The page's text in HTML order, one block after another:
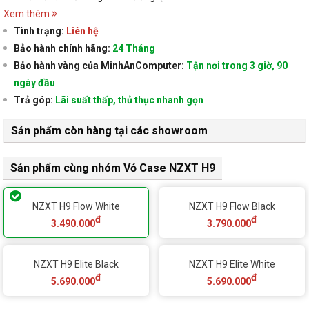
Xem thêm
Tình trạng: Liên hệ
Bảo hành chính hãng: 24 Tháng
Bảo hành vàng của MinhAnComputer: Tận nơi trong 3 giờ, 90
ngày đầu
Trả góp: Lãi suất thấp, thủ thục nhanh gọn
Sản phẩm còn hàng tại các showroom
Sản phẩm cùng nhóm Vỏ Case NZXT H9
NZXT H9 Flow White
3.490.000đ
NZXT H9 Flow Black
3.790.000đ
NZXT H9 Elite Black
5.690.000đ
NZXT H9 Elite White
5.690.000đ